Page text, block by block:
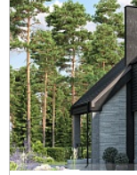
высокое
наших
также
каждому
пожелания
реализовать
жилье!